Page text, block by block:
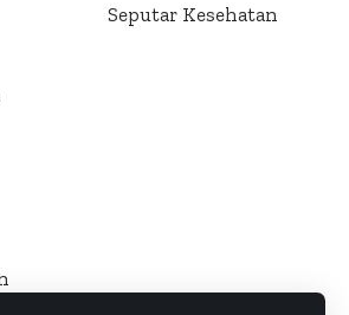
Seputar Kesehatan